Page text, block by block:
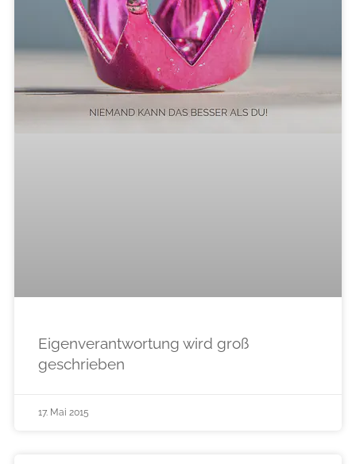
Eigenverantwortung wird groß
geschrieben
17. Mai 2015